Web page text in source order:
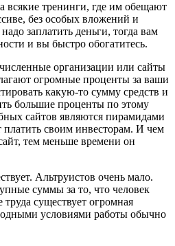
всякие тренинги, где им обещают
без особых вложений и
заплатить деньги, тогда вам
и вы быстро обогатитесь.
организации или сайты
огромные проценты за ваши
какую-то сумму средств и
большие проценты по этому
сайтов являются пирамидами
своим инвесторам. И чем
тем меньше времени он
Альтруистов очень мало.
суммы за то, что человек
существует огромная
условиями работы обычно